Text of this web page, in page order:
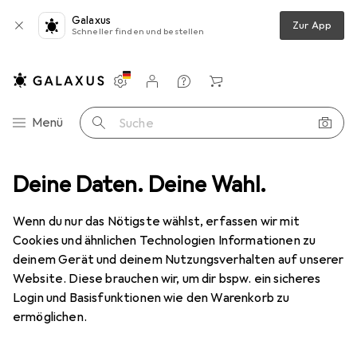
Deine Daten. Deine Wahl.
Wenn du nur das Nötigste wählst, erfassen wir mit
Cookies und ähnlichen Technologien Informationen zu
deinem Gerät und deinem Nutzungsverhalten auf unserer
Website. Diese brauchen wir, um dir bspw. ein sicheres
Login und Basisfunktionen wie den Warenkorb zu
ermöglichen.
Galaxus
Schneller finden und bestellen Zur App
Navigation nach Kategorien
Menü Suche
Einstellungen
Kundenkonto
Vergleichslisten
Merklisten
Warenkorb
Smartphone Schutzfolie Dipos Displayschutzfolie Antireflex
6 Bilder
DiposDisplayschutzfolie Antireflex
EUR
5,99